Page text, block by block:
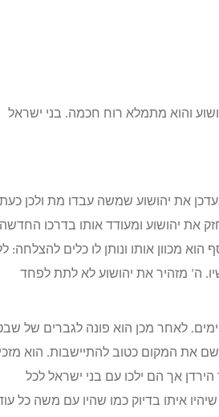
והוא מתמלא רוח חכמה. בני ישראל
את יהושוע שמשה עבדו מת ולכן כעת
את יהושוע ומעודד אותו בדרכו החדשה
הוא מכוון אותו ונותן לו כלים להצלחה:
ה’ מזהיר את יהושוע לא לתת לפחד
לאחר מכן הוא פונה לגברים של
את המקום כטוב להתיישבות. הוא
אך הם ילכו עם בני ישראל לכל
איתו בדיוק כמו שהיו עם משה כל